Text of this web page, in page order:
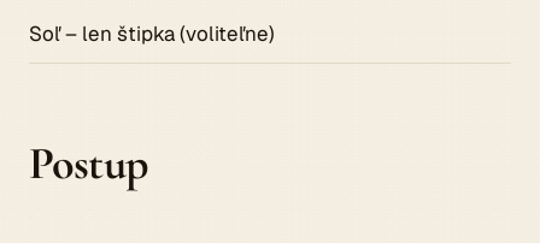
Soľ – len štipka (voliteľne)
Postup